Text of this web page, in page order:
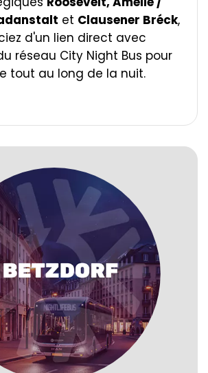
et Clausener Bréck,
d'un lien direct avec
réseau City Night Bus pour
tout au long de la nuit.